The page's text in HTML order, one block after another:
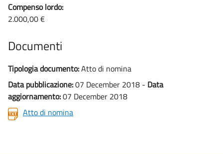
Compenso lordo:
2.000,00 €
Documenti
Tipologia documento:Atto di nomina
Data pubblicazione:07 December 2018 - Data
aggiornamento:07 December 2018
Atto di nomina